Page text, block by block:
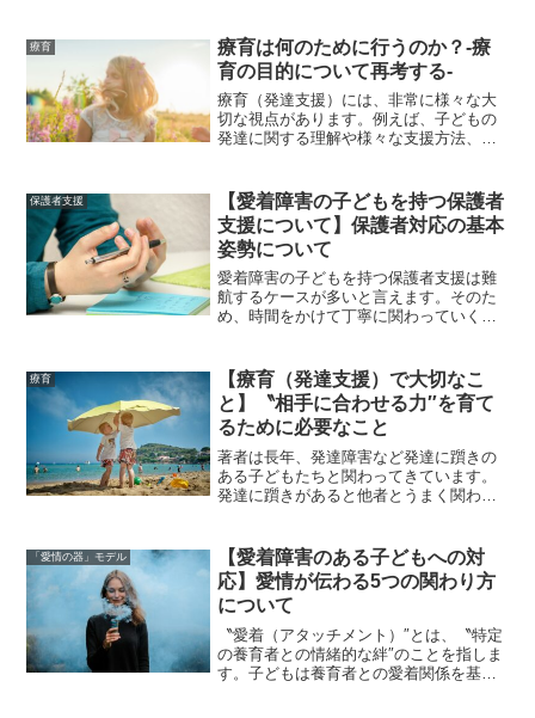
療育
療育は何のために行うのか？-療
育の目的について再考する-
療育（発達支援）には、非常に様々な大
切な視点があります。例えば、子どもの
発達に関する理解や様々な支援方法、二
ないほど出てきます。一方で、子どもへ
の療育を行っていく上で、...
保護者支援
【愛着障害の子どもを持つ保護者
支援について】保護者対応の基本
姿勢について
愛着障害の子どもを持つ保護者支援は難
航するケースが多いと言えます。そのた
め、時間をかけて丁寧に関わっていく姿
大切な基本姿勢があると考えられていま
す。それでは、愛着障害の...
療育
【療育（発達支援）で大切なこ
と】〝相手に合わせる力″を育て
るために必要なこと
著者は長年、発達障害など発達に躓きの
ある子どもたちと関わってきています。
発達に躓きがあると他者とうまく関わる
が、大切なことは〝相手に合わせる力″を
育てていくことだと思いま...
「愛情の器」モデル
【愛着障害のある子どもへの対
応】愛情が伝わる5つの関わり方
について
〝愛着（アタッチメント）″とは、〝特定
の養育者との情緒的な絆″のことを指しま
す。子どもは養育者との愛着関係を基盤